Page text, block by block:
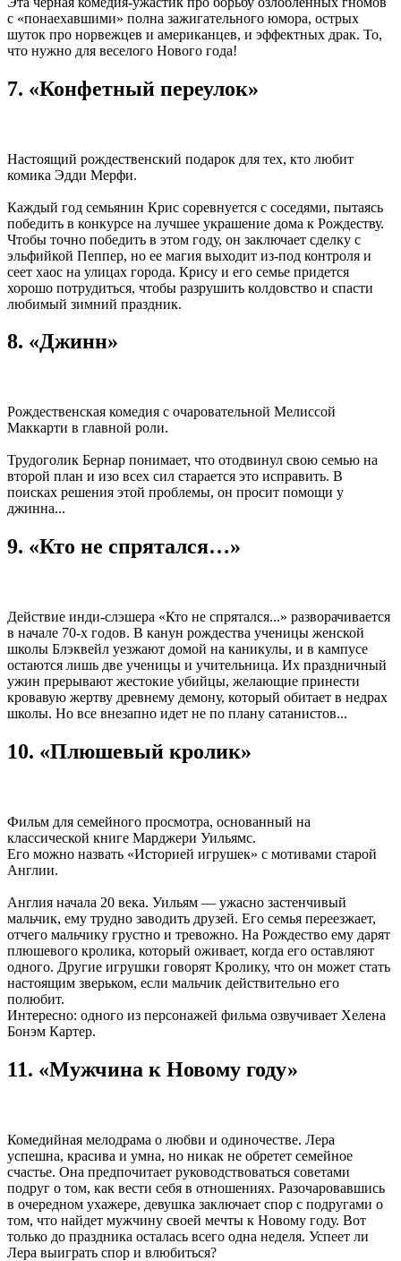
с «понаехавшими» полна зажигательного юмора, острых
шуток про норвежцев и американцев, и эффектных драк. То,
что нужно для веселого Нового года!
7. «Конфетный переулок»
Настоящий рождественский подарок для тех, кто любит
комика Эдди Мерфи.
Каждый год семьянин Крис соревнуется с соседями, пытаясь
победить в конкурсе на лучшее украшение дома к Рождеству.
Чтобы точно победить в этом году, он заключает сделку с
эльфийкой Пеппер, но ее магия выходит из-под контроля и
сеет хаос на улицах города. Крису и его семье придется
хорошо потрудиться, чтобы разрушить колдовство и спасти
любимый зимний праздник.
8. «Джинн»
Рождественская комедия с очаровательной Мелиссой
Маккарти в главной роли.
Трудоголик Бернар понимает, что отодвинул свою семью на
второй план и изо всех сил старается это исправить. В
поисках решения этой проблемы, он просит помощи у
джинна...
9. «Кто не спрятался…»
Действие инди-слэшера «Кто не спрятался...» разворачивается
в начале 70-х годов. В канун рождества ученицы женской
школы Блэквейл уезжают домой на каникулы, и в кампусе
остаются лишь две ученицы и учительница. Их праздничный
ужин прерывают жестокие убийцы, желающие принести
кровавую жертву древнему демону, который обитает в недрах
школы. Но все внезапно идет не по плану сатанистов...
10. «Плюшевый кролик»
Фильм для семейного просмотра, основанный на
классической книге Марджери Уильямс.
Его можно назвать «Историей игрушек» с мотивами старой
Англии.
Англия начала 20 века. Уильям — ужасно застенчивый
мальчик, ему трудно заводить друзей. Его семья переезжает,
отчего мальчику грустно и тревожно. На Рождество ему дарят
плюшевого кролика, который оживает, когда его оставляют
одного. Другие игрушки говорят Кролику, что он может стать
настоящим зверьком, если мальчик действительно его
полюбит.
Интересно: одного из персонажей фильма озвучивает Хелена
Бонэм Картер.
11. «Мужчина к Новому году»
Комедийная мелодрама о любви и одиночестве. Лера
успешна, красива и умна, но никак не обретет семейное
счастье. Она предпочитает руководствоваться советами
подруг о том, как вести себя в отношениях. Разочаровавшись
в очередном ухажере, девушка заключает спор с подругами о
том, что найдет мужчину своей мечты к Новому году. Вот
только до праздника осталась всего одна неделя. Успеет ли
Лера выиграть спор и влюбиться?